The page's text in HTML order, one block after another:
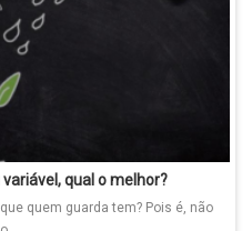
qual o melhor?
quem guarda tem? Pois é, não